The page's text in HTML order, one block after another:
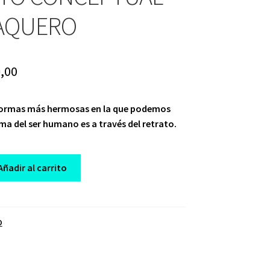
Current
is:más hermosas en la que podemos
del ser humano es a través del retrato.
al carrito